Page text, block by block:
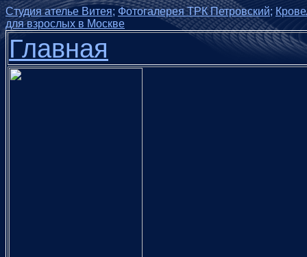
Студия ателье Витея; Фотогалерея ТРК Петровский;
для взрослых в Москве
Главная